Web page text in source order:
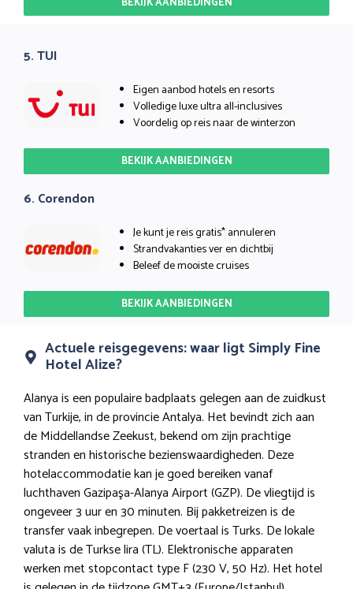
5. TUI
Eigen aanbod hotels en resorts
Volledige luxe ultra all-inclusives
Voordelig op reis naar de winterzon
BEKIJK AANBIEDINGEN
6. Corendon
Je kunt je reis gratis* annuleren
Strandvakanties ver en dichtbij
Beleef de mooiste cruises
BEKIJK AANBIEDINGEN
Actuele reisgegevens: waar ligt Simply Fine
Hotel Alize?
Alanya is een populaire badplaats gelegen aan de zuidkust
van Turkije, in de provincie Antalya. Het bevindt zich aan
de Middellandse Zeekust, bekend om zijn prachtige
stranden en historische bezienswaardigheden. Deze
hotelaccommodatie kan je goed bereiken vanaf
luchthaven Gazipaşa-Alanya Airport (GZP). De vliegtijd is
ongeveer 3 uur en 30 minuten. Bij pakketreizen is de
transfer vaak inbegrepen. De voertaal is Turks. De lokale
valuta is de Turkse lira (TL). Elektronische apparaten
werken met stopcontact type F (230 V, 50 Hz). Het hotel